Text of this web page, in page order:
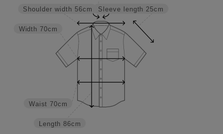
Sleeve length 25cm
Length 86cm
Waist 70cm
Width 70cm
Shoulder width 56cm